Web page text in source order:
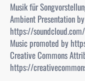
Musik für
Ambient Presentation
https://
Music promoted by
Creative Commons
https://